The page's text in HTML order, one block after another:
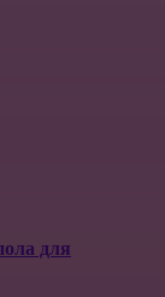
для